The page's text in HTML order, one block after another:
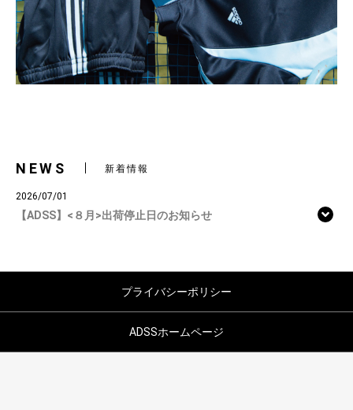
NEWS 新着情報
2026/07/01
【ADSS】<８月>出荷停止日のお知らせ
プライバシーポリシー
ADSSホームページ